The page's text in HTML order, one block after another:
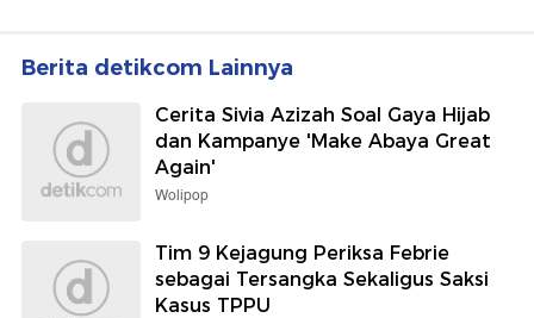
Berita detikcom Lainnya
Cerita Sivia Azizah Soal Gaya Hijab
dan Kampanye 'Make Abaya Great
Again'
Wolipop
Tim 9 Kejagung Periksa Febrie
sebagai Tersangka Sekaligus Saksi
Kasus TPPU